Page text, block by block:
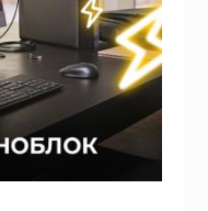
Процессоры
Радиаторы для
Коврики
Комплекты
Контроллеры
Плоттеры
Принтеры
Ламинаторы
Садовая
Одежда и
Аксессуары
Красота и
Морозильные
Настольные
Модульные
Напольные
Стоечные 19"
Серверные
Серверные
Материнские
Simplex
Duplex
уха
Bluetooth-
Наушники
Аксессуары
Замки и
Турникеты
Гелевые (GEL)
Фильтрующие
и аксессуары
Воздушные
накачивания
Кронштейны
экранов
Офисные
Пилы
Сетевые